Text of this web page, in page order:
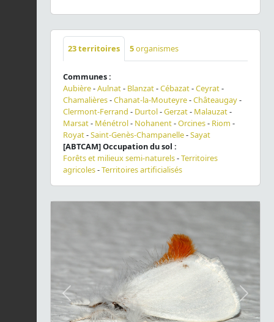
23territoires 5organismes
Communes :
Aubière-Aulnat- Blanzat-Cébazat-Ceyrat-
Chamalières-Chanat-la-Mouteyre-Châteaugay-
Clermont-Ferrand - Durtol-Gerzat- Malauzat-
Marsat- Ménétrol- Nohanent-Orcines- Riom -
Royat-Saint-Genès-Champanelle-Sayat
[ABTCAM] Occupation du sol :
Forêts et milieux semi-naturels-Territoires
agricoles-Territoires artificialisés
Previous Next